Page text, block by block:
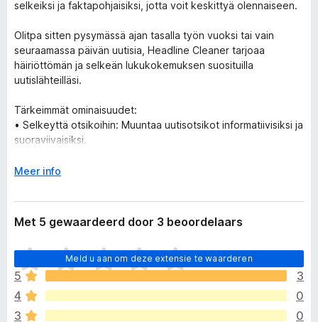
selkeiksi ja faktapohjaisiksi, jotta voit keskittyä olennaiseen.
Olitpa sitten pysymässä ajan tasalla työn vuoksi tai vain
seuraamassa päivän uutisia, Headline Cleaner tarjoaa
häiriöttömän ja selkeän lukukokemuksen suosituilla
uutislähteilläsi.
Tärkeimmät ominaisuudet:
• Selkeyttä otsikoihin: Muuntaa uutisotsikot informatiivisiksi ja
suoraviivaisiksi.
ruotsiksi ja muilla kielillä.
otsikot kaikilta merkittäviltä uutisalustoilta.
V
u
w
u
v
o
o
r
Meer info
Met 5 gewaardeerd door 3 beoordelaars
Meld u aan om deze extensie te waarderen
E
r
z
i
j
5
3
4
0
3
0